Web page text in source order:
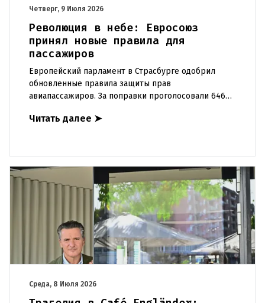
Четверг, 9 Июля 2026
Революция в небе: Евросоюз
принял новые правила для
пассажиров
Европейский парламент в Страсбурге одобрил
обновленные правила защиты прав
авиапассажиров. За поправки проголосовали 646
Нововведения призваны сделать а
Читать далее ➤
Среда, 8 Июля 2026